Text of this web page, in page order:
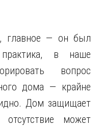
главное — он был
в наше
вопрос
дома — крайне
Дом защищает
может